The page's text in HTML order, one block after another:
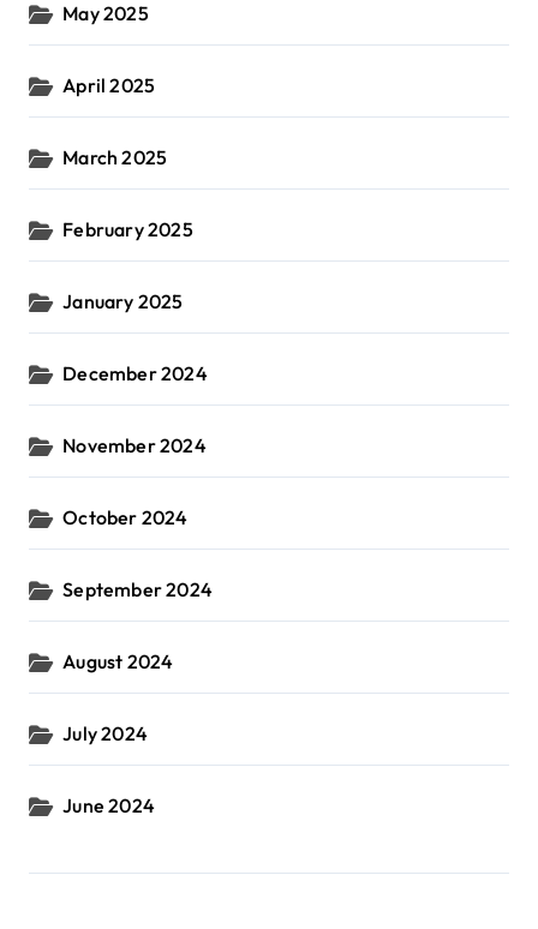
May 2025
April 2025
March 2025
February 2025
January 2025
December 2024
November 2024
October 2024
September 2024
August 2024
July 2024
June 2024